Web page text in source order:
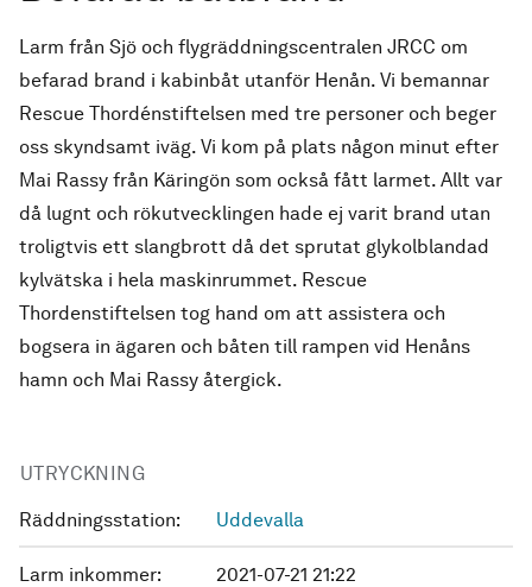
Larm från Sjö och flygräddningscentralen JRCC om
befarad brand i kabinbåt utanför Henån. Vi bemannar
Rescue Thordénstiftelsen med tre personer och beger
oss skyndsamt iväg. Vi kom på plats någon minut efter
Mai Rassy från Käringön som också fått larmet. Allt var
då lugnt och rökutvecklingen hade ej varit brand utan
troligtvis ett slangbrott då det sprutat glykolblandad
kylvätska i hela maskinrummet. Rescue
Thordenstiftelsen tog hand om att assistera och
bogsera in ägaren och båten till rampen vid Henåns
hamn och Mai Rassy återgick.
UTRYCKNING
Räddningsstation: Uddevalla
Larm inkommer: 2021-07-21 21:22